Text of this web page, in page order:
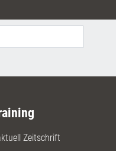
auszubauen.
Zeitschrift